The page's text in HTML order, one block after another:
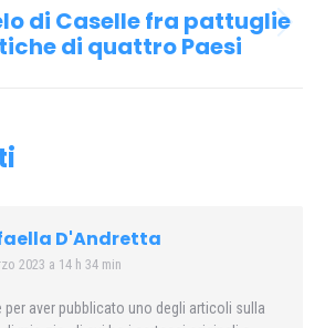
Prossimo
post:
di Caselle fra pattuglie
di quattro Paesi
D'Andretta
2023 a 14 h 34 min
per aver pubblicato uno degli articoli sulla